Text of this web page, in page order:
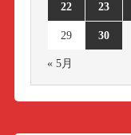
22 23
29 30
« 5月